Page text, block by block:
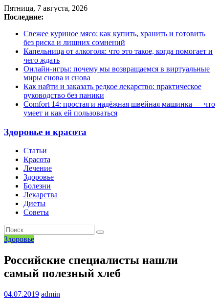
Пятница, 7 августа, 2026
Последние:
Свежее куриное мясо: как купить, хранить и готовить
без риска и лишних сомнений
Капельница от алкоголя: что это такое, когда помогает и
чего ждать
Онлайн-игры: почему мы возвращаемся в виртуальные
миры снова и снова
Как найти и заказать редкое лекарство: практическое
руководство без паники
Comfort 14: простая и надёжная швейная машинка — что
умеет и как ей пользоваться
Здоровье и красота
Статьи
Красота
Лечение
Здоровье
Болезни
Лекарства
Диеты
Советы
Здоровье
Российские специалисты нашли
самый полезный хлеб
04.07.2019 admin